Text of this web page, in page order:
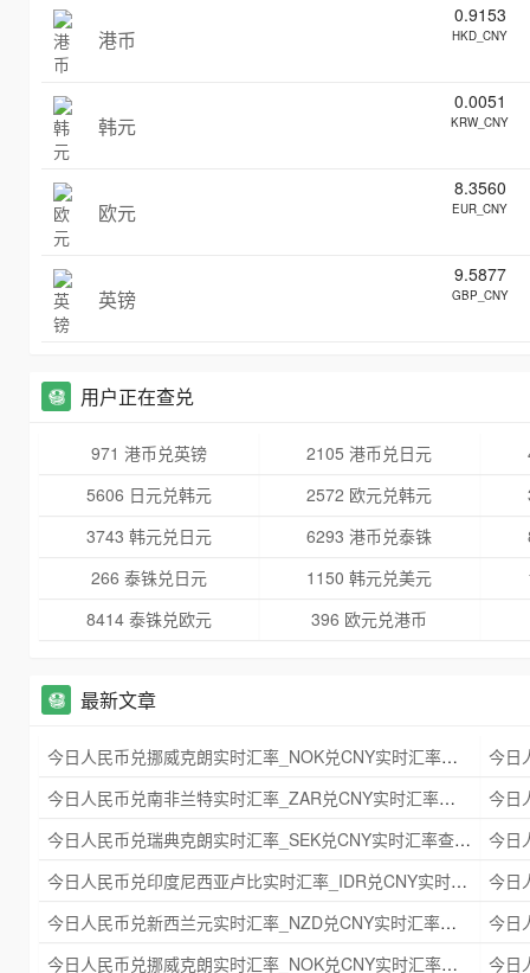
港币
0.9153
HKD_CNY
韩元
0.0051
KRW_CNY
欧元
8.3560
EUR_CNY
英镑
9.5877
GBP_CNY
用户正在查兑
971 港币兑英镑 2105 港币兑日元
5606 日元兑韩元
2572 欧元兑韩元
3743 韩元兑日元
6293 港币兑泰铢
266 泰铢兑日元
1150 韩元兑美元
8414 泰铢兑欧元
396 欧元兑港币
最新文章
今日人民币兑挪威克朗实时汇率_NOK兑CNY实时汇率查询 2025年09月21日
今日人民币兑南非兰特实时汇率_ZAR兑CNY实时汇率查询 2025年09月21日
今日人民币兑瑞典克朗实时汇率_SEK兑CNY实时汇率查询 2025年09月21日
今日人民币兑印度尼西亚卢比实时汇率_IDR兑CNY实时汇率查询 2025年09月21日
今日人民币兑新西兰元实时汇率_NZD兑CNY实时汇率查询 2025年09月21日
今日人民币兑挪威克朗实时汇率_NOK兑CNY实时汇率查询 2025年09月21日